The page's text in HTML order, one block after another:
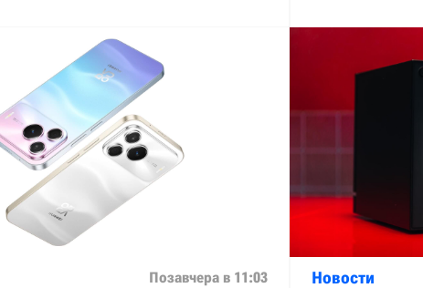
Позавчера в 11:03 Новости